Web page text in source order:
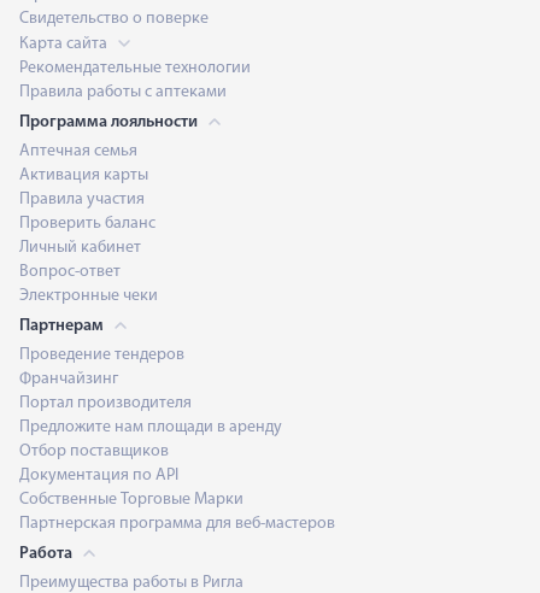
Свидетельство о поверке
Карта сайта
Рекомендательные технологии
Правила работы с аптеками
Программа лояльности
Аптечная семья
Активация карты
Правила участия
Проверить баланс
Личный кабинет
Вопрос-ответ
Электронные чеки
Партнерам
Проведение тендеров
Франчайзинг
Портал производителя
Предложите нам площади в аренду
Отбор поставщиков
Документация по API
Собственные Торговые Марки
Партнерская программа для веб-мастеров
Работа
Преимущества работы в Ригла